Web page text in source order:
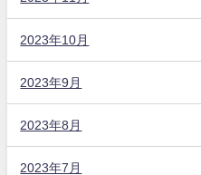
2023年10月
2023年9月
2023年8月
2023年7月